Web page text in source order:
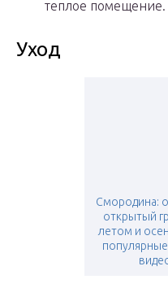
теплое помещение.
Уход
Смородина:
открытый
летом и